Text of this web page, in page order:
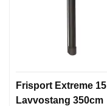
Frisport Extreme 15
Lavvostang 350cm